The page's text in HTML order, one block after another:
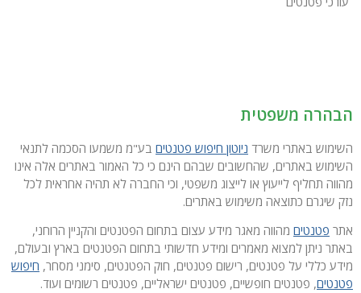
הבהרה משפטית
השימוש באתרי משרד ניוטון חיפוש פטנטים בע"מ משמעו הסכמה לתנאי
השימוש באתרים, שהחשובים שבהם הינם כי כל האמור באתרים אלה אינו
מהווה תחליף לייעוץ או לייצוג משפטי, וכי החברה לא תהיה אחראית לכל
נזק שיגרם כתוצאה משימוש באתרים.
אתר פטנטים מהווה מאגר מידע עצום בתחום הפטנטים והקניין הרוחני,
באתר ניתן למצוא מאמרים ומידע חדשותי בתחום הפטנטים בארץ ובעולם,
מידע כללי על פטנטים, רישום פטנטים, חוק הפטנטים, סימני מסחר, חיפוש
פטנטים, פטנטים חופשיים, פטנטים ישראליים, פטנטים רשומים ועוד.